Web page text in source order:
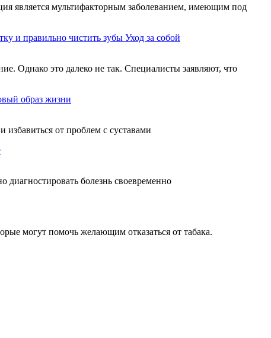
является мультифакторным заболеванием, имеющим под
и правильно чистить зубы Уход за собой
Однако это далеко не так. Специалисты заявляют, что
образ жизни
от проблем с суставами
болезнь своевременно
могут помочь желающим отказаться от табака.